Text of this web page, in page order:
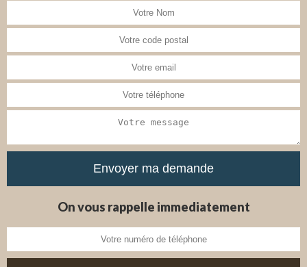
On vous rappelle immediatement